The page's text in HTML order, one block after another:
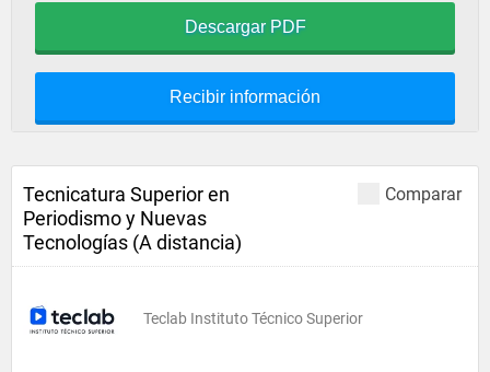
Descargar PDF
Recibir información
Comparar
Tecnicatura Superior en
Periodismo y Nuevas
Tecnologías (A distancia)
Teclab Instituto Técnico Superior